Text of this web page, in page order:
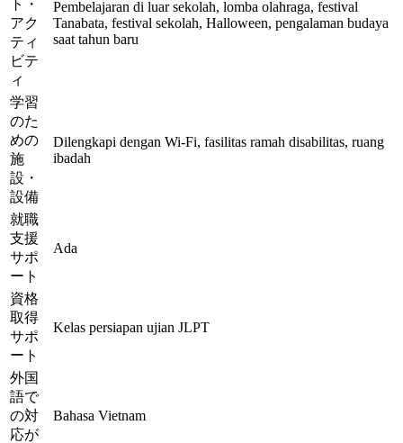
ト・
アク
ティ
ビテ
ィ
Pembelajaran di luar sekolah, lomba olahraga, festival
Tanabata, festival sekolah, Halloween, pengalaman budaya
saat tahun baru
学習
のた
めの
施
設・
設備
Dilengkapi dengan Wi-Fi, fasilitas ramah disabilitas, ruang
ibadah
就職
支援
サポ
ート
Ada
資格
取得
サポ
ート
Kelas persiapan ujian JLPT
外国
語で
の対
応が
Bahasa Vietnam